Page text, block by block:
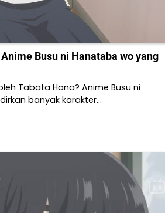
Busu ni Hanataba wo yang
Tabata Hana? Anime Busu ni
banyak karakter…